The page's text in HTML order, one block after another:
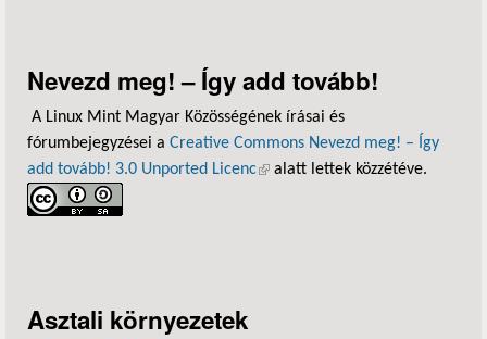
Nevezd meg! – Így add tovább!
A Linux Mint Magyar Közösségének írásai és
fórumbejegyzései a Creative Commons Nevezd meg! – Így
add tovább! 3.0 Unported Licenc(külső hivatkozás)
alatt lettek közzétéve.
Asztali környezetek